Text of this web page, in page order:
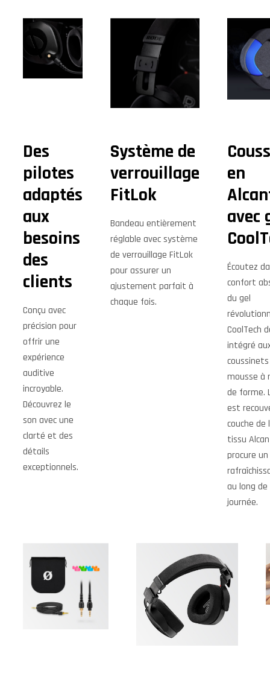
Des
pilotes
adaptés
aux
besoins
des
clients
Conçu avec
précision pour
offrir une
expérience
auditive
incroyable.
Découvrez le
son avec une
clarté et des
détails
exceptionnels.
Système de
verrouillage
FitLok
Bandeau entièrement
réglable avec système
de verrouillage FitLok
pour assurer un
ajustement parfait à
chaque fois.
en
avec
Écoutez
confort
du gel
CoolTech
intégré
mousse à
de forme.
est
couche de
tissu
procure
au long de
journée.